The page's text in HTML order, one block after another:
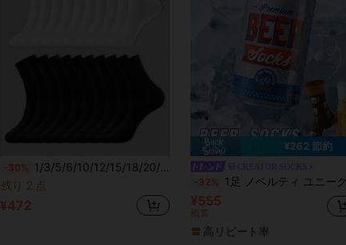
-30% 1/3/5/6/10/12/15/18/20/30/40足 ブラック&ホワイト 厚手 メンズ オールシーズンソックス、ファッショナブル、カジュアル、快適、アウトドアスポーツ、ランニング、フィットネス、圧縮ニーソックス、ビジネスカジュアル、バケーションスタイル、ブラック&ホワイト ミッドカーフソックス、オールシーズンスタイル
残り 2 点
¥472
¥262 節約
-32% 1足 ノベルティ ユニーク カラーブロック ビールマグプリント ミッドカーフソックス、ユニセックス、シルバー&ブルー ビール缶デザイン、ストリートウェア風 リアルなフードクリエイティブデザイン、カジュアルアウトフィット必需品、クリスマス/教師の日/ハロウィン/エイプリルフール/セントパトリックデー/プライドマンスのサプライズギフトに最適、ストリートファッション デイリーウェアソックス、ジム/ホーム/オフィス/ショートトリップ/ランニング/アウトドアスポーツに最適
¥555
概算
高リピート率